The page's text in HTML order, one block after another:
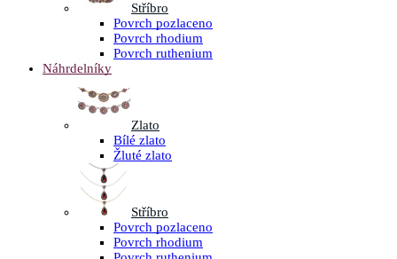
Stříbro
Povrch pozlaceno
Povrch rhodium
Povrch ruthenium
Náhrdelníky
Zlato
Bílé zlato
Žluté zlato
Stříbro
Povrch pozlaceno
Povrch rhodium